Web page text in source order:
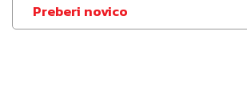
Preberi novico